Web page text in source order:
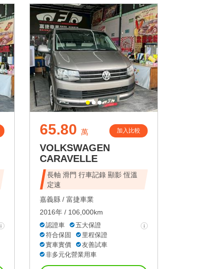
65.80 萬 加入比較
VOLKSWAGEN
CARAVELLE
長軸 滑門 行車記錄 顯影 恆溫
定速
嘉義縣 / 富捷車業
2016年 / 106,000km
認證車
五大保證
符合保固
里程保證
實車實價
友善試車
非多元化營業用車